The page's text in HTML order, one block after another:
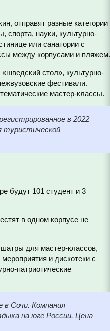
отправят разные категории
спорта, науки, культурно-
или санатории с
между корпусами и пляжем.
стол», культурно-
фестивали.
мастер-классы.
в 2022
туристической
будут 101 студент и 3
в одном корпусе не
шатры для мастер-классов,
и дискотеки с
патриотические
в Сочи. Компания
на юге России. Цена